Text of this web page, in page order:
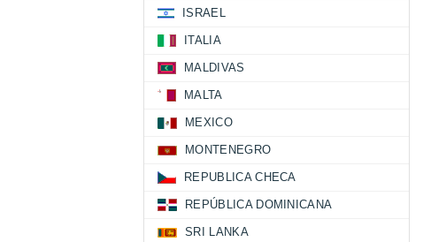
ISRAEL
ITALIA
MALDIVAS
MALTA
MEXICO
MONTENEGRO
REPUBLICA CHECA
REPÚBLICA DOMINICANA
SRI LANKA